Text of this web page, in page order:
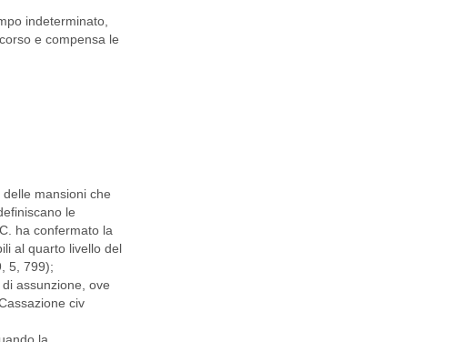
indeterminato,
e compensa le
mansioni che
le
ha confermato la
al quarto livello del
5, 799);
assunzione, ove
civ